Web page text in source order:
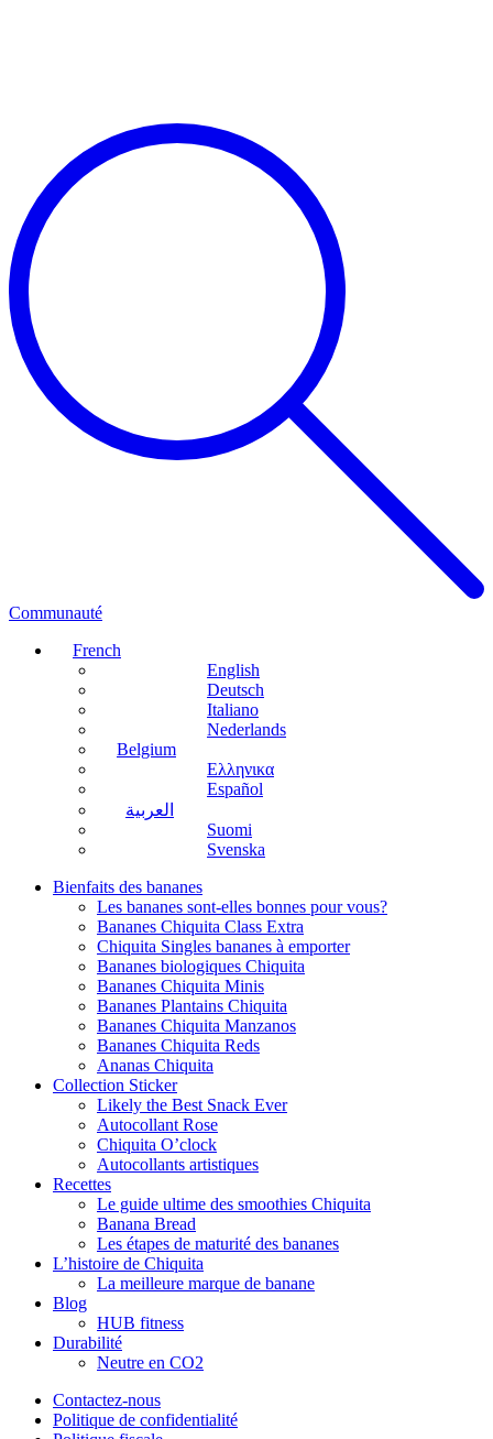
Communauté
French
English
Deutsch
Italiano
Nederlands
Belgium
Ελληνικα
Español
العربية
Suomi
Svenska
Bienfaits des bananes
Les bananes sont-elles bonnes pour vous?
Bananes Chiquita Class Extra
Chiquita Singles bananes à emporter
Bananes biologiques Chiquita
Bananes Chiquita Minis
Bananes Plantains Chiquita
Bananes Chiquita Manzanos
Bananes Chiquita Reds
Ananas Chiquita
Collection Sticker
Likely the Best Snack Ever
Autocollant Rose
Chiquita O’clock
Autocollants artistiques
Recettes
Le guide ultime des smoothies Chiquita
Banana Bread
Les étapes de maturité des bananes
L’histoire de Chiquita
La meilleure marque de banane
Blog
HUB fitness
Durabilité
Neutre en CO2
Contactez-nous
Politique de confidentialité